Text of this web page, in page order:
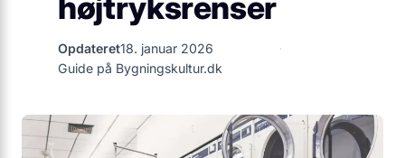
Opdateret18. januar 2026
Guide på Bygningskultur.dk